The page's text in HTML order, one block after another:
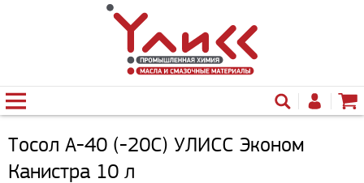
Тосол А-40 (-20С) УЛИСС Эконом
Канистра 10 л